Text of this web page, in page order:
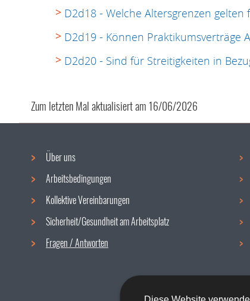
D2d18 - Welche Altersgrenzen gelten
D2d19 - Können Praktikumsverträge
D2d20 - Sind für Streitigkeiten in
Zum letzten Mal aktualisiert am16/06/2026
Navigationsmenü
Über uns
Arbeitsbedingungen
Kollektive Vereinbarungen
Sicherheit/Gesundheit am Arbeitsplatz
Fragen / Antworten